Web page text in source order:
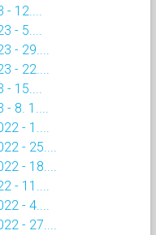
12....
- 5....
- 29....
- 22....
15....
8. 1....
- 1....
- 25....
- 18....
- 11....
- 4....
- 27....